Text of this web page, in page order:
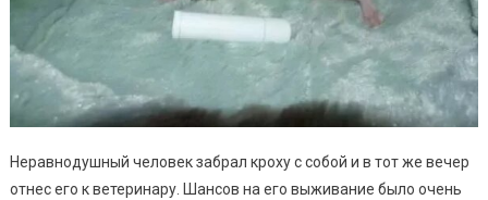
Неравнодушный человек забрал кроху с собой и в тот же вечер
отнес его к ветеринару. Шансов на его выживание было очень